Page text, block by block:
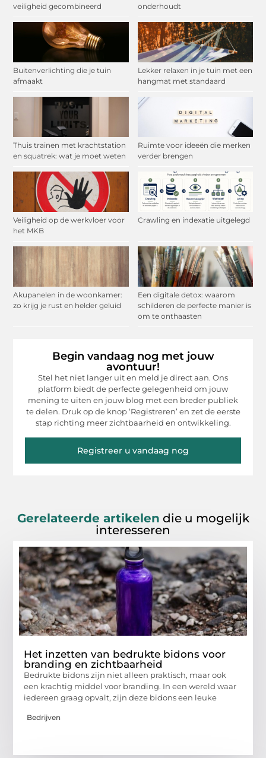
veiligheid gecombineerd
onderhoudt
Buitenverlichting die je tuin
afmaakt
Lekker relaxen in je tuin met een
hangmat met standaard
Thuis trainen met krachtstation
en squatrek: wat je moet weten
Ruimte voor ideeën die merken
verder brengen
Veiligheid op de werkvloer voor
het MKB
Crawling en indexatie uitgelegd
Akupanelen in de woonkamer:
zo krijg je rust en helder geluid
Een digitale detox: waarom
schilderen de perfecte manier is
om te onthaasten
Begin vandaag nog met jouw
avontuur!
Stel het niet langer uit en meld je direct aan. Ons
platform biedt de perfecte gelegenheid om jouw
mening te uiten en jouw blog met een breder publiek
te delen. Druk op de knop ‘Registreren’ en zet de eerste
stap richting meer zichtbaarheid en ontwikkeling.
Registreer u vandaag nog
Gerelateerde artikelen die u mogelijk
interesseren
Het inzetten van bedrukte bidons voor
branding en zichtbaarheid
Bedrukte bidons zijn niet alleen praktisch, maar ook
een krachtig middel voor branding. In een wereld waar
iedereen graag opvalt, zijn deze bidons een leuke
Bedrijven